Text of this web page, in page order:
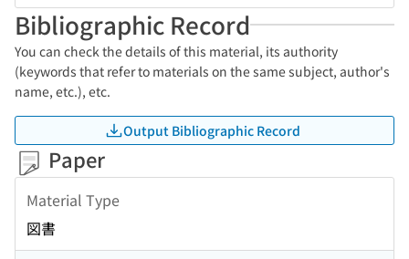
Bibliographic Record
You can check the details of this material, its authority
(keywords that refer to materials on the same subject, author's
name, etc.), etc.
Output Bibliographic Record
Paper
Material Type
図書